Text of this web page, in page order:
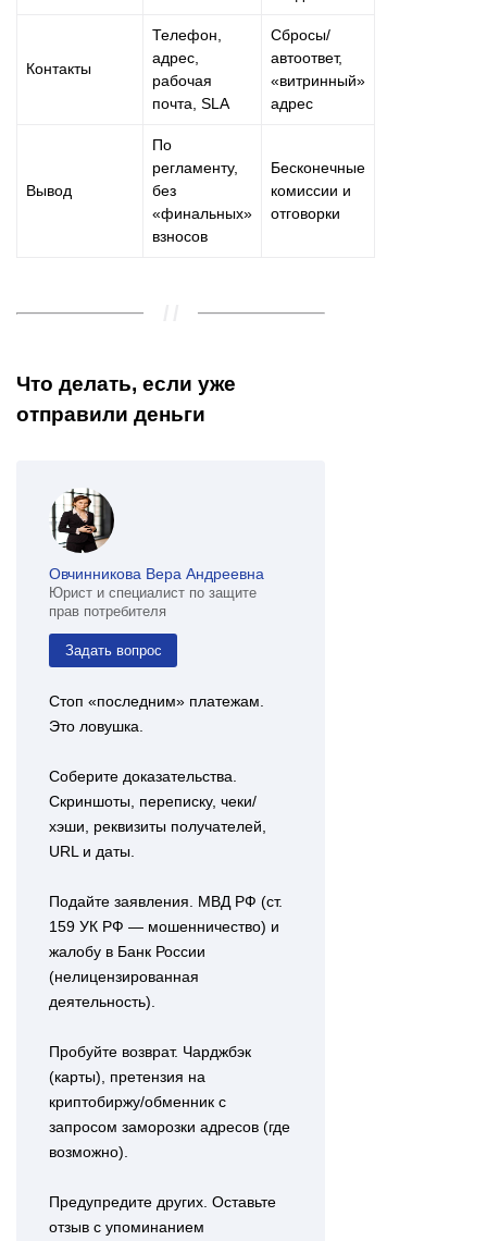
Контакты
Телефон,
адрес,
рабочая
почта, SLA
Сбросы/
автоответ,
«витринный»
адрес
Вывод
По
регламенту,
без
«финальных»
взносов
Бесконечные
комиссии и
отговорки
Что делать, если уже
отправили деньги
Овчинникова Вера Андреевна
Юрист и специалист по защите
прав потребителя
Задать вопрос
Стоп «последним» платежам.
Это ловушка.
Соберите доказательства.
Скриншоты, переписку, чеки/
хэши, реквизиты получателей,
URL и даты.
Подайте заявления. МВД РФ (ст.
159 УК РФ — мошенничество) и
жалобу в Банк России
(нелицензированная
деятельность).
Пробуйте возврат. Чарджбэк
(карты), претензия на
криптобиржу/обменник с
запросом заморозки адресов (где
возможно).
Предупредите других. Оставьте
отзыв с упоминанием